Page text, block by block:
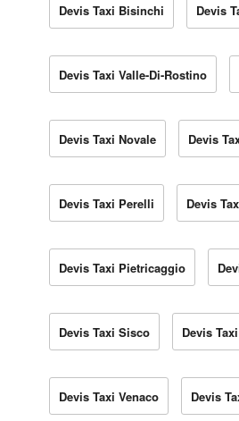
Devis Taxi Bisinchi Devis
Devis Taxi Valle-Di-Rostino
Devis Taxi Novale Devis
Devis Taxi Perelli Devis
Devis Taxi Pietricaggio
Devis Taxi Sisco Devis
Devis Taxi Venaco Devis